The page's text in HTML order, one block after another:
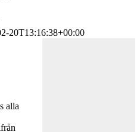
20T13:16:38+00:00
alla